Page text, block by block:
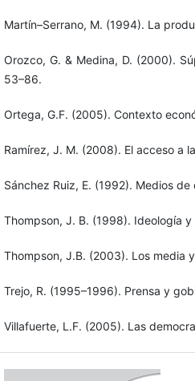
Martín–Serrano, M. (1994). La
Orozco, G. & Medina, D. (2000).
53–86.
Ortega, G.F. (2005). Contexto
Ramírez, J. M. (2008). El acceso a
Sánchez Ruiz, E. (1992). Medios
Thompson, J. B. (1998). Ideología
Thompson, J.B. (2003). Los media
Trejo, R. (1995–1996). Prensa y
Villafuerte, L.F. (2005). Las